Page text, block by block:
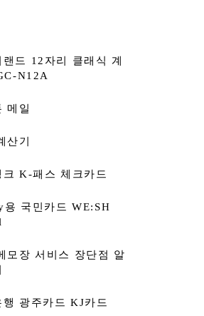
랜드 12자리 클래식 계
N12A
메일
산기
크 K-패스 체크카드
용 국민카드 WE:SH
모장 서비스 장단점 알
행 광주카드 KJ카드